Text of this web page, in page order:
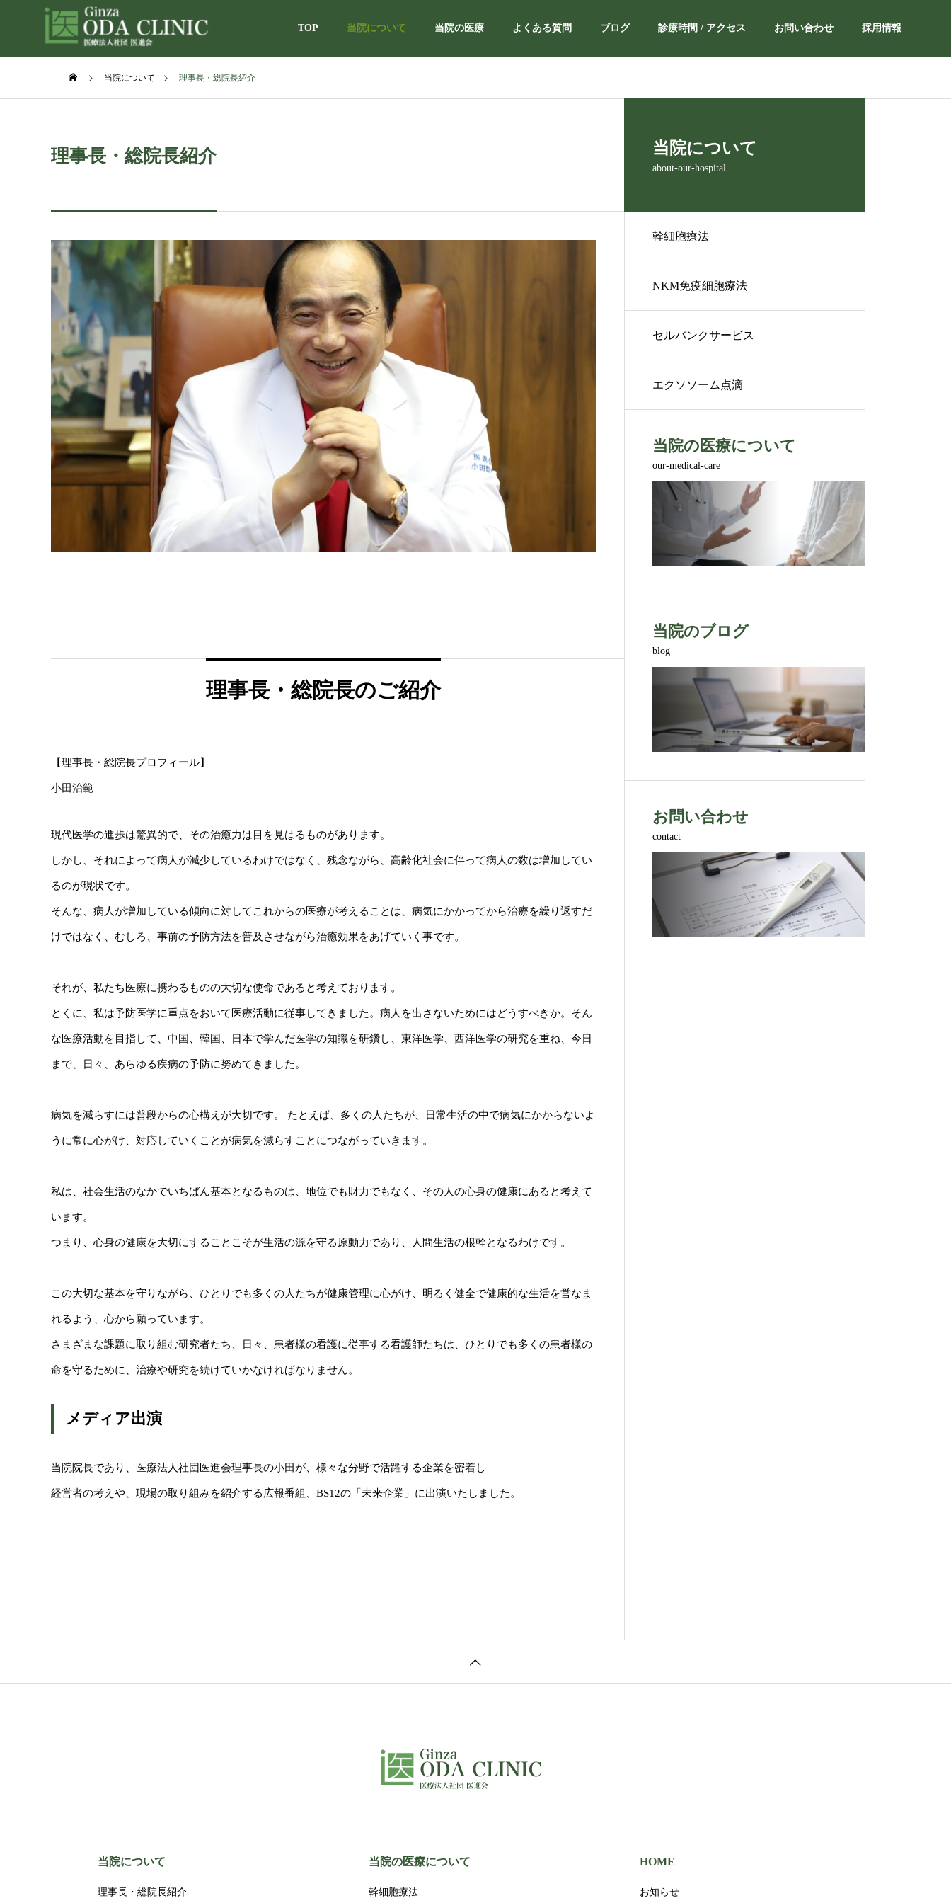
TOP 当院について 当院の医療 よくある質問 ブログ 診療時間 / アクセス お問い合わせ 採用情報
About our hospital
philosophy
院内紹介
hospital-introduction
提携クリニック 新宿院
odaclinic shinjuku
当院について 理事長・総院長紹介
理事長・総院長紹介
理事長・総院長のご紹介
【理事長・総院長プロフィール】
小田治範
現代医学の進歩は驚異的で、その治癒力は目を見はるものがあります。
しかし、それによって病人が減少しているわけではなく、残念ながら、高齢化社会に伴って病人の数は増加してい
るのが現状です。
そんな、病人が増加している傾向に対してこれからの医療が考えることは、病気にかかってから治療を繰り返すだ
けではなく、むしろ、事前の予防方法を普及させながら治癒効果をあげていく事です。
それが、私たち医療に携わるものの大切な使命であると考えております。
とくに、私は予防医学に重点をおいて医療活動に従事してきました。病人を出さないためにはどうすべきか。そん
な医療活動を目指して、中国、韓国、日本で学んだ医学の知識を研鑽し、東洋医学、西洋医学の研究を重ね、今日
まで、日々、あらゆる疾病の予防に努めてきました。
病気を減らすには普段からの心構えが大切です。 たとえば、多くの人たちが、日常生活の中で病気にかからないよ
うに常に心がけ、対応していくことが病気を減らすことにつながっていきます。
私は、社会生活のなかでいちばん基本となるものは、地位でも財力でもなく、その人の心身の健康にあると考えて
います。
つまり、心身の健康を大切にすることこそが生活の源を守る原動力であり、人間生活の根幹となるわけです。
この大切な基本を守りながら、ひとりでも多くの人たちが健康管理に心がけ、明るく健全で健康的な生活を営なま
れるよう、心から願っています。
さまざまな課題に取り組む研究者たち、日々、患者様の看護に従事する看護師たちは、ひとりでも多くの患者様の
命を守るために、治療や研究を続けていかなければなりません。
メディア出演
当院院長であり、医療法人社団医進会理事長の小田が、様々な分野で活躍する企業を密着し
経営者の考えや、現場の取り組みを紹介する広報番組、BS12の「未来企業」に出演いたしました。
当院について
about-our-hospital
幹細胞療法
NKM免疫細胞療法
セルバンクサービス
エクソソーム点滴
当院の医療について
our-medical-care
当院のブログ
blog
お問い合わせ
contact
当院について
理事長・総院長紹介
当院の医療について
幹細胞療法
HOME
お知らせ